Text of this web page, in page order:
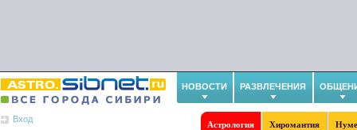
НОВОСТИ РАЗВЛЕЧЕНИЯ
Вход
Астрология Хиромантия